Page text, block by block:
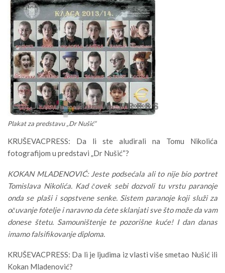
Plakat za predstavu „Dr Nušić“
KRUŠEVACPRESS: Da li ste aludirali na Tomu Nikolića
fotografijom u predstavi „Dr Nušić“?
KOKAN MLADENOVIĆ: Jeste podsećala ali to nije bio portret
Tomislava Nikolića. Kad čovek sebi dozvoli tu vrstu paranoje
onda se plaši i sopstvene senke. Sistem paranoje koji služi za
očuvanje fotelje i naravno da ćete sklanjati sve što može da vam
donese štetu. Samouništenje te pozorišne kuće! I dan danas
imamo falsifikovanje diploma.
KRUŠEVACPRESS: Da li je ljudima iz vlasti više smetao Nušić ili
Kokan Mladenović?